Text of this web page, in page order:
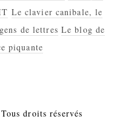
Le clavier canibale, le
de lettres Le blog de
piquante
droits réservés